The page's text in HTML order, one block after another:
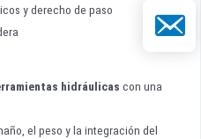
y derecho de paso
hidráulicas con una
el peso y la integración del
Correo